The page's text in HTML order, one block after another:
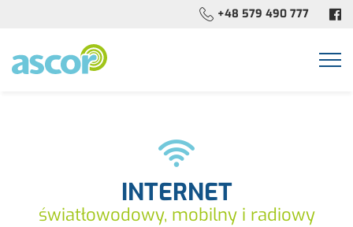
+48 579 490 777
INTERNET
światłowodowy, mobilny i radiowy